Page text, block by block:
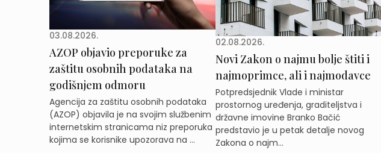
03.08.2026.
AZOP objavio preporuke za
zaštitu osobnih podataka na
godišnjem odmoru
Agencija za zaštitu osobnih podataka
(AZOP) objavila je na svojim službenim
internetskim stranicama niz preporuka
kojima se korisnike upozorava na ...
02.08.2026.
Novi Zakon o najmu bolje štiti i
najmoprimce, ali i najmodavce
Potpredsjednik Vlade i ministar
prostornog uređenja, graditeljstva i
državne imovine Branko Bačić
predstavio je u petak detalje novog
Zakona o najm...